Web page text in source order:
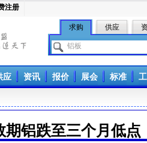
注册
求购 供应
应 资讯 报价 展会 标准
期铝跌至三个月低点